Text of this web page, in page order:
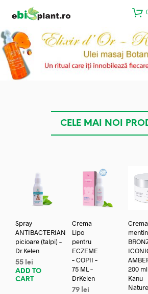
CELE MAI NOI
Spray
ANTIBACTERIAN
picioare (talpi) –
Dr.Kelen
55 lei
ADD TO
CART
Crema
Lipo
pentru
ECZEME
– COPII –
75 ML –
DrKelen
79 lei
Crema
200 ml
Kanu
Nature